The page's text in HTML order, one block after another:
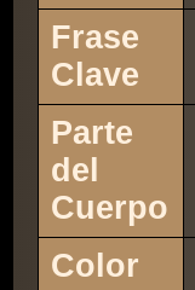
Frase
Clave
Parte
del
Cuerpo
Color